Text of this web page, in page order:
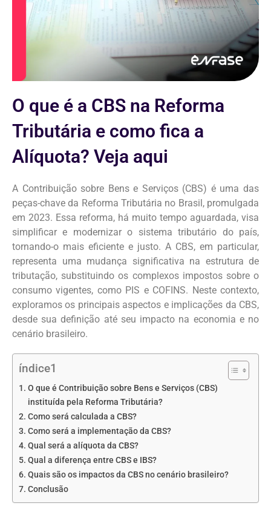
O que é a CBS na Reforma
Tributária e como fica a
Alíquota? Veja aqui
A Contribuição sobre Bens e Serviços (CBS) é uma das
peças-chave da Reforma Tributária no Brasil, promulgada
em 2023. Essa reforma, há muito tempo aguardada, visa
simplificar e modernizar o sistema tributário do país,
tornando-o mais eficiente e justo. A CBS, em particular,
representa uma mudança significativa na estrutura de
tributação, substituindo os complexos impostos sobre o
consumo vigentes, como PIS e COFINS. Neste contexto,
exploramos os principais aspectos e implicações da CBS,
desde sua definição até seu impacto na economia e no
cenário brasileiro.
índice1
O que é Contribuição sobre Bens e Serviços (CBS)
instituída pela Reforma Tributária?
Como será calculada a CBS?
Como será a implementação da CBS?
Qual será a alíquota da CBS?
Qual a diferença entre CBS e IBS?
Quais são os impactos da CBS no cenário brasileiro?
Conclusão